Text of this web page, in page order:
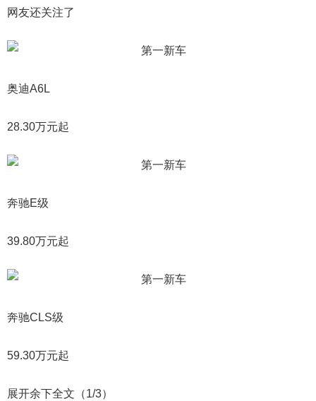
网友还关注了
奥迪A6L
28.30万元起
奔驰E级
39.80万元起
奔驰CLS级
59.30万元起
展开余下全文（1/3）